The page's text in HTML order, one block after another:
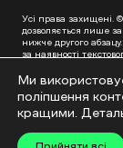
Усі права захищені.
дозволяється лише
нижче другого
за наявності
схвалення від
Суб’єкт у сфері
адреса: ГО «Ґвара
№7400
Підкинь нам тему на
Ми
поліпшення
кращими.